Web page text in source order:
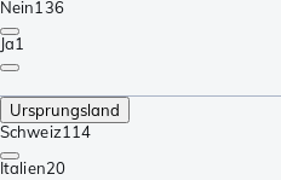
Nein136
Ja1
Ursprungsland
Schweiz114
Italien20